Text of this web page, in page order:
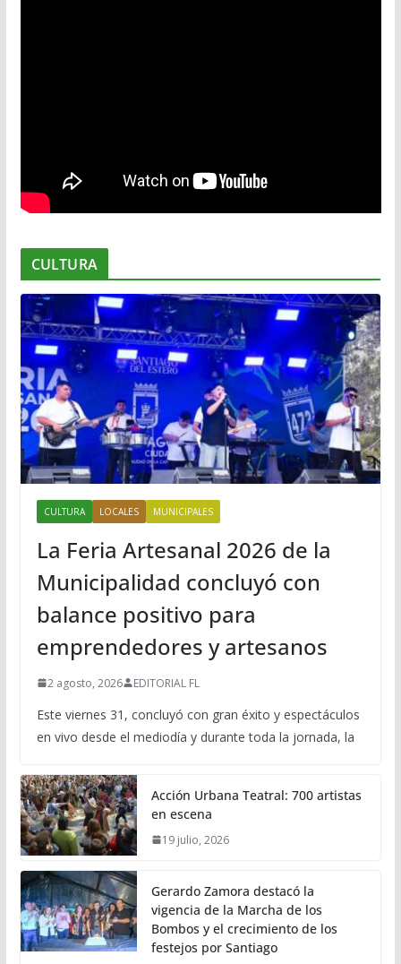
CULTURA
CULTURA LOCALES MUNICIPALES
La Feria Artesanal 2026 de la
Municipalidad concluyó con
balance positivo para
emprendedores y artesanos
2 agosto, 2026 EDITORIAL FL
Este viernes 31, concluyó con gran éxito y espectáculos
en vivo desde el mediodía y durante toda la jornada, la
Acción Urbana Teatral: 700 artistas
en escena
19 julio, 2026
Gerardo Zamora destacó la
vigencia de la Marcha de los
Bombos y el crecimiento de los
festejos por Santiago